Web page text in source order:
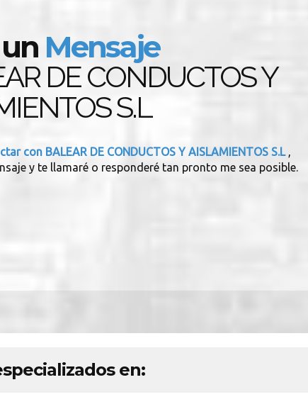
Mensaje
DE CONDUCTOS Y
S.L
con BALEAR DE CONDUCTOS Y AISLAMIENTOS S.L ,
y te llamaré o responderé tan pronto me sea posible.
en: